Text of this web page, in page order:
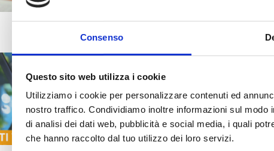
Consenso
Questo sito web utilizza i cookie
Utilizziamo i cookie per personalizzare contenuti ed
nostro traffico. Condividiamo inoltre informazioni sul
di analisi dei dati web, pubblicità e social media, i quali
che hanno raccolto dal tuo utilizzo dei loro servizi.
SITI WEB: LA TOP 10
PROFESSIONALI
Internet offre una marea di
per offrire maggiori possibilità
Ma quali sono le risorse su cui
stilato per voi la top 10 dei siti